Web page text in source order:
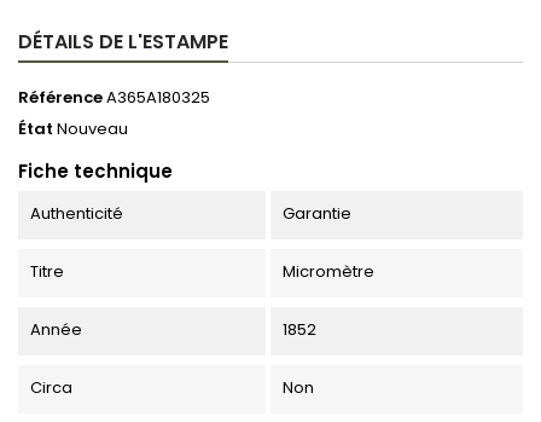
DÉTAILS DE L'ESTAMPE
RéférenceA365A180325
État Nouveau
Fiche technique
Authenticité Garantie
Titre Micromètre
Année 1852
Circa Non